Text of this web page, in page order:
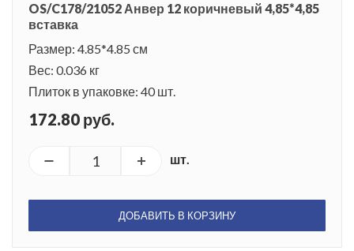
OS/C178/21052 Анвер 12 коричневый 4,85*4,85
вставка
Размер: 4.85*4.85 см
Вес: 0.036 кг
Плиток в упаковке: 40 шт.
172.80 руб.
шт.
ДОБАВИТЬ В КОРЗИНУ